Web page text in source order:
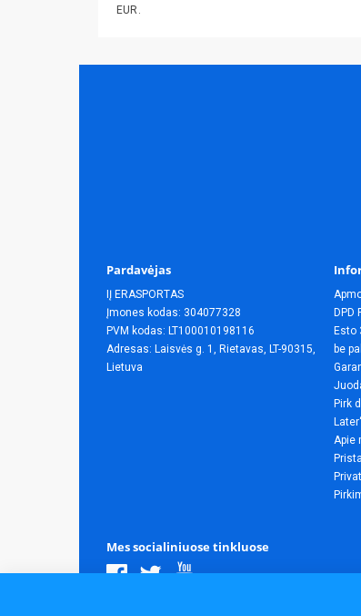
EUR.
Pardavėjas
IĮ ERASPORTAS
Įmones kodas: 304077328
PVM kodas: LT100010198116
Adresas: Laisvės g. 1, Rietavas, LT-90315,
Lietuva
DPD
Esto
be
Pirk
Apie
Mes socialiniuose tinkluose